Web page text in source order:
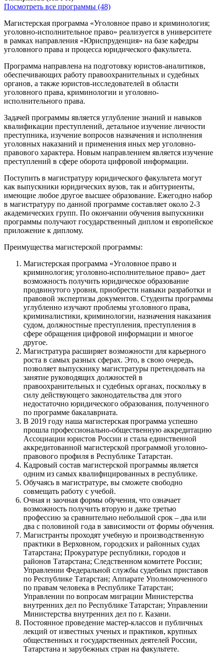
Посмотреть все программы (48)
Магистерская программа «Уголовное право и криминология;
уголовно-исполнительное право» реализуется в университете
в рамках направления «Юриспруденция» на базе кафедры
уголовного права и процесса юридического факультета.
Программа направлена на подготовку юристов-аналитиков,
обеспечивающих работу правоохранительных и судебных
органов, а также юристов-исследователей в области
уголовного права, криминологии и уголовно-
исполнительного права.
Задачей программы является углубление знаний и навыков
квалификации преступлений, детальное изучение личности
преступника, изучение вопросов назначения и исполнения
уголовных наказаний и применения иных мер уголовно-
правового характера. Новым направлением является изучение
преступлений в сфере оборота цифровой информации.
Поступить в магистратуру юридического факультета могут
как выпускники юридических вузов, так и абитуриенты,
имеющие любое другое высшее образование. Ежегодно набор
в магистратуру по данной программе составляет около 2-3
академических групп. По окончании обучения выпускники
программы получают государственный диплом и европейское
приложение к диплому.
Преимущества магистерской программы:
Магистерская программа «Уголовное право и
криминология; уголовно-исполнительное право» дает
возможность получить юридическое образование
продвинутого уровня, приобрести навыки разработки и
правовой экспертизы документов. Студенты программы
углубленно изучают проблемы уголовного права,
криминалистики, криминологии, назначения наказания
судом, должностные преступления, преступления в
сфере обращения цифровой информации и многое
другое.
Магистратура расширяет возможности для карьерного
роста в самых разных сферах. Это, в свою очередь,
позволяет выпускнику магистратуры претендовать на
занятие руководящих должностей в
правоохранительных и судебных органах, поскольку в
силу действующего законодательства для этого
недостаточно юридического образования, полученного
по программе бакалавриата.
В 2019 году наша магистерская программа успешно
прошла профессионально-общественную аккредитацию
Ассоциации юристов России и стала единственной
аккредитованной магистерской программой уголовно-
правового профиля в Республике Татарстан.
Кадровый состав магистерской программы является
одним из самых квалифицированных в республике.
Обучаясь в магистратуре, вы сможете свободно
совмещать работу с учебой.
Очная и заочная формы обучения, что означает
возможность получить вторую и даже третью
профессию за сравнительно небольшой срок – два или
два с половиной года в зависимости от формы обучения.
Магистранты проходят учебную и производственную
практики в Верховном, городских и районных судах
Татарстана; Прокуратуре республики, городов и
районов Татарстана; Следственном комитете России;
Управлении Федеральной службы судебных приставов
по Республике Татарстан; Аппарате Уполномоченного
по правам человека в Республике Татарстан;
Управлении по вопросам миграции Министерства
внутренних дел по Республике Татарстан; Управлении
Министерства внутренних дел по г. Казани.
Постоянное проведение мастер-классов и публичных
лекций от известных ученых и практиков, крупных
общественных и государственных деятелей России,
Татарстана и зарубежных стран на факультете.